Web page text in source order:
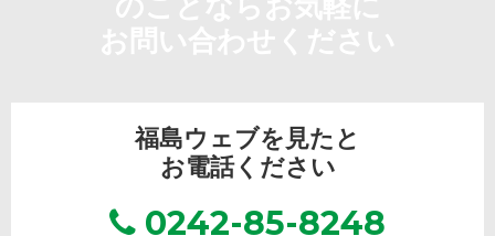
福島ウェブを見たと
お電話ください
0242-85-8248